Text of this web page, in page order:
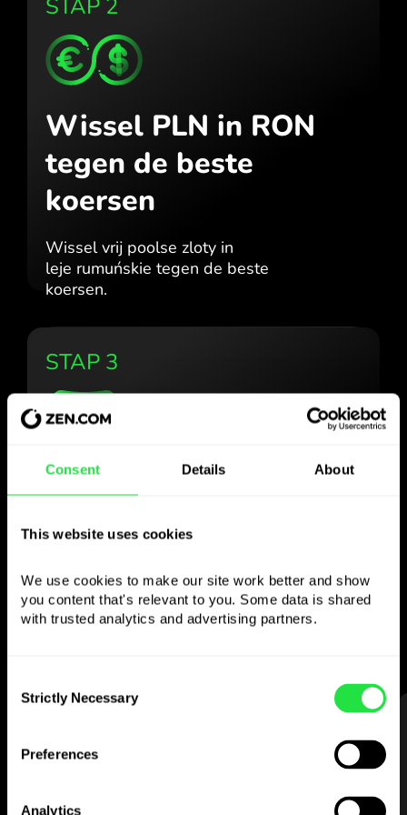
Consent Details About
This website uses cookies
We use cookies to make our site work better and show
you content that's relevant to you. Some data is shared
with trusted analytics and advertising partners.
Selection
Strictly Necessary
Preferences
Analytics
STAP 2
Wissel PLN in RON
tegen de beste
koersen
Wissel vrij poolse zloty in
leje rumuńskie tegen de beste
koersen.
STAP 3
Gebruik de gekozen
zoals je wilt
Stuur geld naar het buitenland,
neem op bij geldautomaten zonder